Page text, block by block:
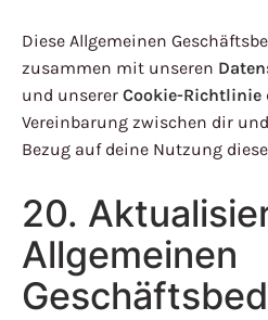
Diese Allgemeinen
zusammen mit unseren
und unserer Cookie-Richtlinie
Vereinbarung zwischen dir
Bezug auf deine Nutzung
20.
Allgemeinen